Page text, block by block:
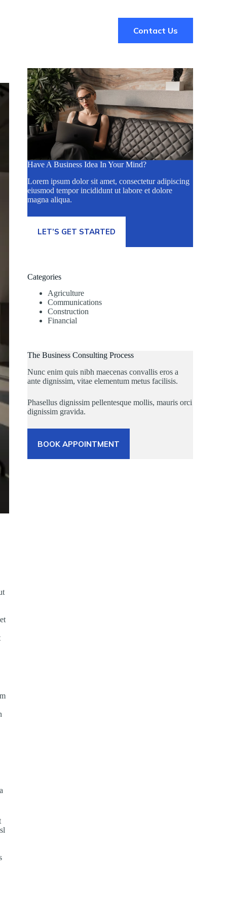
Contact Us
Have A Business Idea In Your Mind?
Lorem ipsum dolor sit amet, consectetur adipiscing
eiusmod tempor incididunt ut labore et dolore
magna aliqua.
LET’S GET STARTED
Categories
Agriculture
Communications
Construction
Financial
The Business Consulting Process
Nunc enim quis nibh maecenas convallis eros a
ante dignissim, vitae elementum metus facilisis.
Phasellus dignissim pellentesque mollis, mauris orci
dignissim gravida.
BOOK APPOINTMENT